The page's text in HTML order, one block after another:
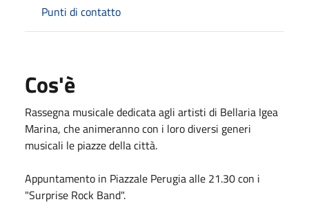
Punti di contatto
Cos'è
Rassegna musicale dedicata agli artisti di Bellaria Igea
Marina, che animeranno con i loro diversi generi
musicali le piazze della città.
Appuntamento in Piazzale Perugia alle 21.30 con i
"Surprise Rock Band".